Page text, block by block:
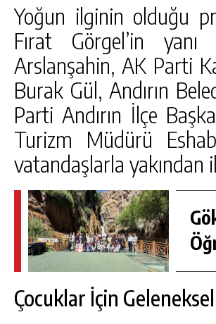
Yoğun ilginin olduğu
Fırat Görgel’in
Arslanşahin, AK Parti
Burak Gül, Andırın
Parti Andırın İlçe
Turizm Müdürü
vatandaşlarla yakından
Çocuklar İçin